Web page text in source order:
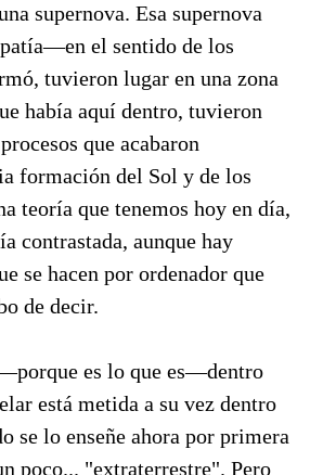
supernova. Esa supernova
el sentido de los
tuvieron lugar en una zona
había aquí dentro, tuvieron
que acabaron
formación del Sol y de los
teoría que tenemos hoy en día,
contrastada, aunque hay
se hacen por ordenador que
de decir.
es lo que es—dentro
está metida a su vez dentro
se lo enseñe ahora por primera
poco... "extraterrestre". Pero